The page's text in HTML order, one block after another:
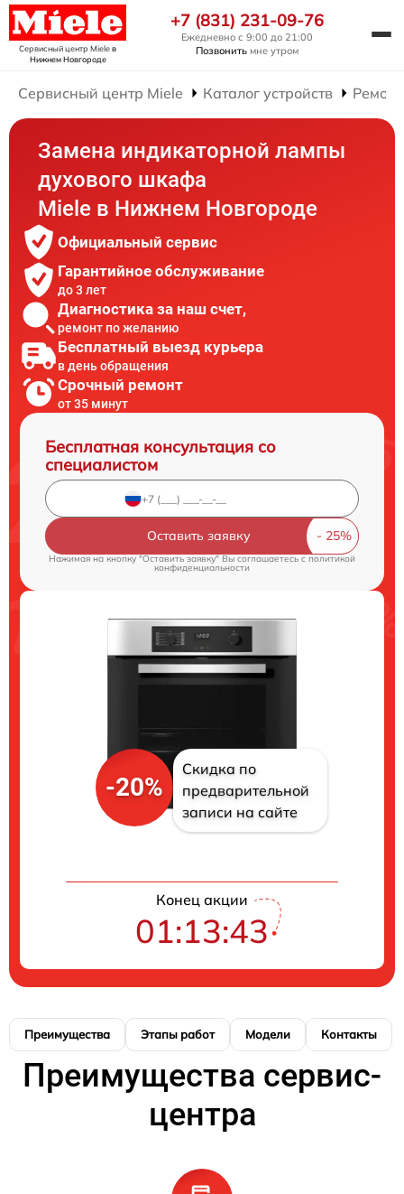
Сервисный центр Mieleв
Нижнем Новгороде
+7 (831) 231-09-76
Ежедневно с 9:00 до 21:00
Позвонить мне утром
Сервисный центр Miele Каталог устройств
Замена индикаторной лампы
духового шкафа
Miele в Нижнем Новгороде
Официальный сервис
Гарантийное обслуживание
до 3 лет
Диагностика за наш счет,
ремонт по желанию
Бесплатный выезд курьера
в день обращения
Срочный ремонт
от 35 минут
Бесплатная консультация со
специалистом
Оставить заявку
Нажимая на кнопку "Оставить заявку" Вы соглашаетесь cполитикой
конфиденциальности
-20%
Скидка по
предварительной
записи на сайте
Конец акции
01:13:42
Преимущества Этапы работ Модели Контакты
Преимущества сервис-
центра